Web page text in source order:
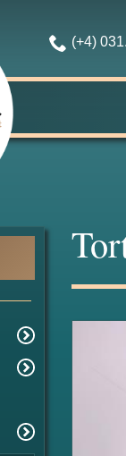
(+4)